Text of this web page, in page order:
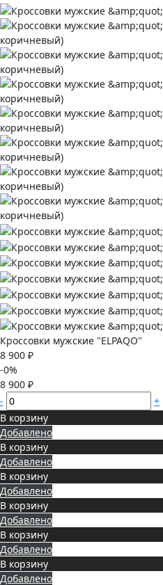
Кроссовки мужские "ELPAQO"
8 900 ₽
-0%
8 900 ₽
-
+
В корзину
Добавлено
В корзину
Добавлено
В корзину
Добавлено
В корзину
Добавлено
В корзину
Добавлено
В корзину
Добавлено